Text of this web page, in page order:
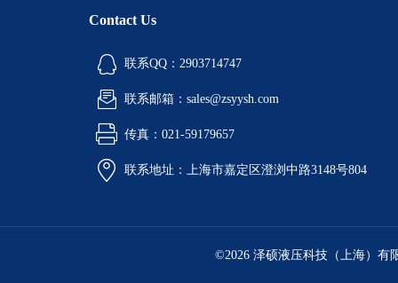
Contact Us
联系QQ：2903714747
联系邮箱：sales@zsyysh.com
传真：021-59179657
联系地址：上海市嘉定区澄浏中路3148号804
©2026 泽硕液压科技（上海）有